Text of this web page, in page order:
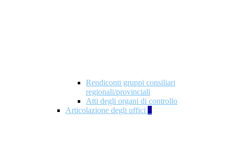
Rendiconti gruppi consiliari
regionali/provinciali
Atti degli organi di controllo
Articolazione degli uffici 9